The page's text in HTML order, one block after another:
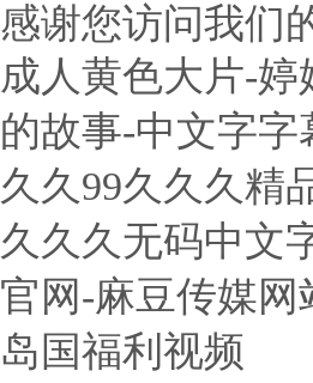
感谢您访问我们
成人黄色大片-
的故事-中文字
久久99久久久精
久久久无码中文
官网-麻豆传媒网
岛国福利视频